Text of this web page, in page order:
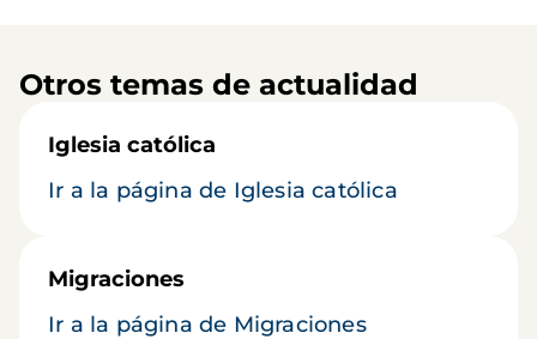
Otros temas de actualidad
Iglesia católica
Ir a la página de Iglesia católica
Migraciones
Ir a la página de Migraciones